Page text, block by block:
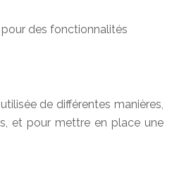
des fonctionnalités
de différentes manières,
et pour mettre en place une